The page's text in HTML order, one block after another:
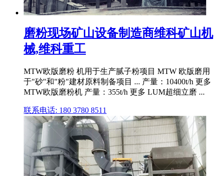
磨粉现场矿山设备制造商维科矿山机
械,维科重工
MTW欧版磨粉 机用于生产腻子粉项目 MTW 欧版磨用
于"砂"和"粉"建材原料制备项目 ... 产量：10400t/h 更多
MTW欧版磨粉机 产量：355t/h 更多 LUM超细立磨 ...
联系电话: 180 3780 8511